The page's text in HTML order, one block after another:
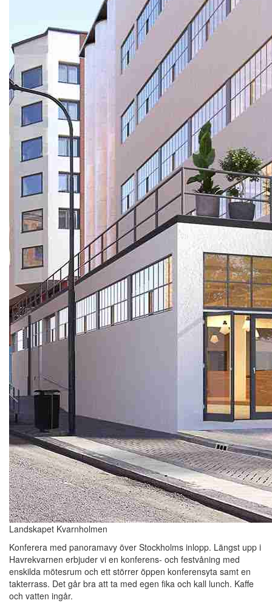
Landskapet Kvarnholmen
Konferera med panoramavy över Stockholms inlopp. Längst upp i
Havrekvarnen erbjuder vi en konferens- och festvåning med
enskilda mötesrum och ett störrer öppen konferensyta samt en
takterrass. Det går bra att ta med egen fika och kall lunch. Kaffe
och vatten ingår.